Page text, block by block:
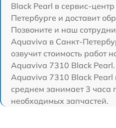
Black Pearl в сервис-
Петербурге и доставит
Позвоните и наш
Aquaviva в Санкт-
озвучит стоимость работ
Aquaviva 7310 Black
Aquaviva 7310 Black Pearl
среднем занимает 3 часа
необходимых запчастей.